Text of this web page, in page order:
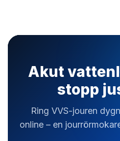
Akut
stopp
Ring VVS-jouren
online – en